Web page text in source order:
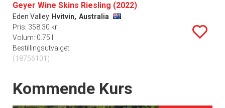
Geyer Wine Skins Riesling (2022)
Eden Valley Hvitvin, Australia
Pris: 358.30 kr
Volum: 0.75 l
Bestillingsutvalget
(18756101)
Events
Kommende Kurs